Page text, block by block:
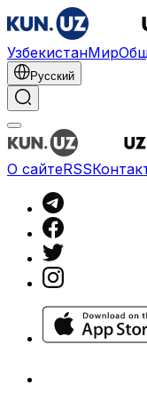
УзбекистанМир
Русский
О сайтеRSS